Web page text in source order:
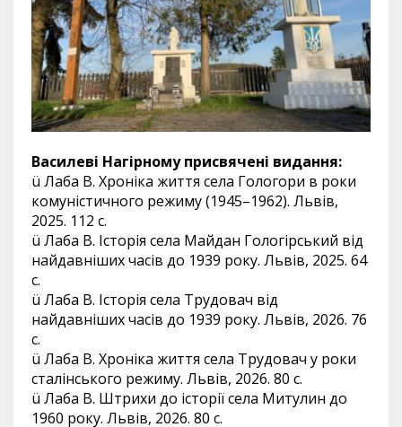
Василеві Нагірному присвячені видання:
ü Лаба В. Хроніка життя села Гологори в роки
комуністичного режиму (1945–1962). Львів,
2025. 112 с.
ü Лаба В. Історія села Майдан Гологірський від
найдавніших часів до 1939 року. Львів, 2025. 64
с.
ü Лаба В. Історія села Трудовач від
найдавніших часів до 1939 року. Львів, 2026. 76
с.
ü Лаба В. Хроніка життя села Трудовач у роки
сталінського режиму. Львів, 2026. 80 с.
ü Лаба В. Штрихи до історії села Митулин до
1960 року. Львів, 2026. 80 с.